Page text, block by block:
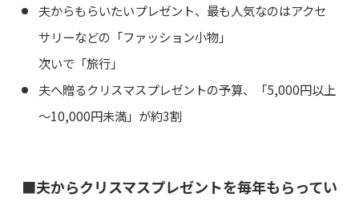
夫からもらいたいプレゼント、最も人気なのはアクセ
サリーなどの「ファッション小物」
次いで「旅行」
夫へ贈るクリスマスプレゼントの予算、「5,000円以上
～10,000円未満」が約3割
■夫からクリスマスプレゼントを毎年もらってい